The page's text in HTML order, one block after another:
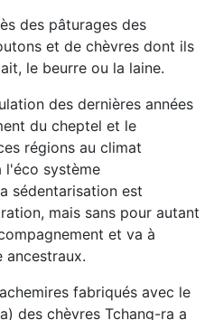
des pâturages des
et de chèvres dont ils
le beurre ou la laine.
des dernières années
du cheptel et le
régions au climat
l'éco système
sédentarisation est
mais sans pour autant
et va à
ancestraux.
fabriqués avec le
des chèvres Tchang-ra a